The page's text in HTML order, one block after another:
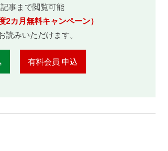
事まで閲覧可能
2カ月無料キャンペーン）
みいただけます。
有料会員 申込